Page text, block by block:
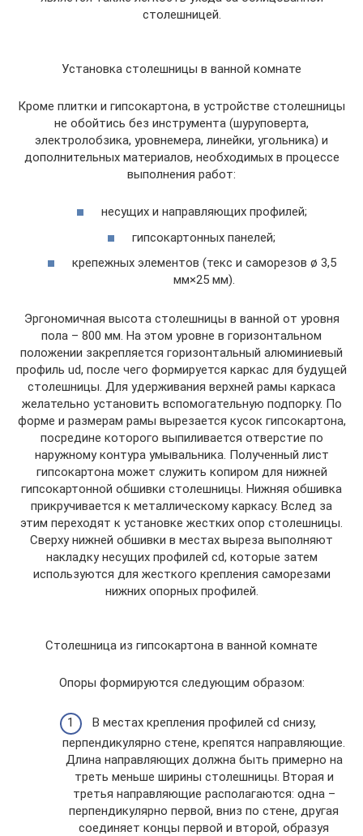
столешницей.
Установка столешницы в ванной комнате
Кроме плитки и гипсокартона, в устройстве столешницы
не обойтись без инструмента (шуруповерта,
электролобзика, уровнемера, линейки, угольника) и
дополнительных материалов, необходимых в процессе
выполнения работ:
несущих и направляющих профилей;
гипсокартонных панелей;
крепежных элементов (текс и саморезов ø 3,5
мм×25 мм).
Эргономичная высота столешницы в ванной от уровня
пола – 800 мм. На этом уровне в горизонтальном
положении закрепляется горизонтальный алюминиевый
профиль ud, после чего формируется каркас для будущей
столешницы. Для удерживания верхней рамы каркаса
желательно установить вспомогательную подпорку. По
форме и размерам рамы вырезается кусок гипсокартона,
посредине которого выпиливается отверстие по
наружному контура умывальника. Полученный лист
гипсокартона может служить копиром для нижней
гипсокартонной обшивки столешницы. Нижняя обшивка
прикручивается к металлическому каркасу. Вслед за
этим переходят к установке жестких опор столешницы.
Сверху нижней обшивки в местах выреза выполняют
накладку несущих профилей cd, которые затем
используются для жесткого крепления саморезами
нижних опорных профилей.
Столешница из гипсокартона в ванной комнате
Опоры формируются следующим образом:
В местах крепления профилей cd снизу,
перпендикулярно стене, крепятся направляющие.
Длина направляющих должна быть примерно на
треть меньше ширины столешницы. Вторая и
третья направляющие располагаются: одна –
перпендикулярно первой, вниз по стене, другая
соединяет концы первой и второй, образуя